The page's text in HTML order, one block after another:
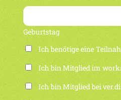
Geburtstag
Ich benötige eine
Ich bin Mitglied im
Ich bin Mitglied bei ver.di